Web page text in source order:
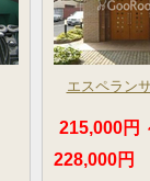
エスペラン
215,000円
228,000円